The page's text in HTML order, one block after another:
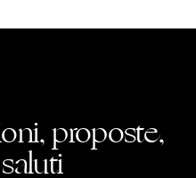
proposte,